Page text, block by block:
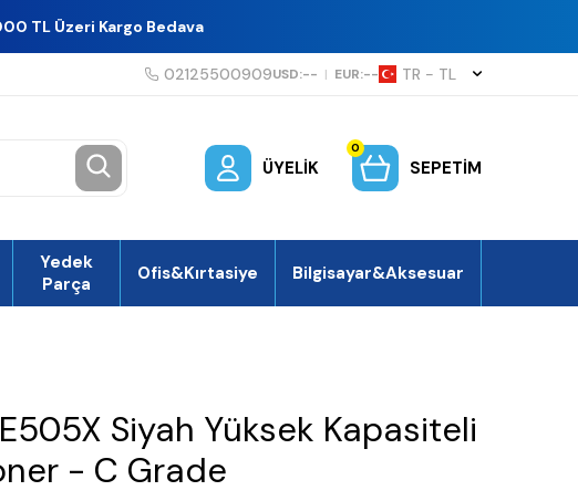
TL Üzeri Kargo Bedava
02125500909USD:-- | EUR:-- TR − TL
ÜYELIK
0
SEPETIM
Yedek
Parça
Ofis&Kırtasiye Bilgisayar&Aksesuar
Siyah Yüksek Kapasiteli
- C Grade